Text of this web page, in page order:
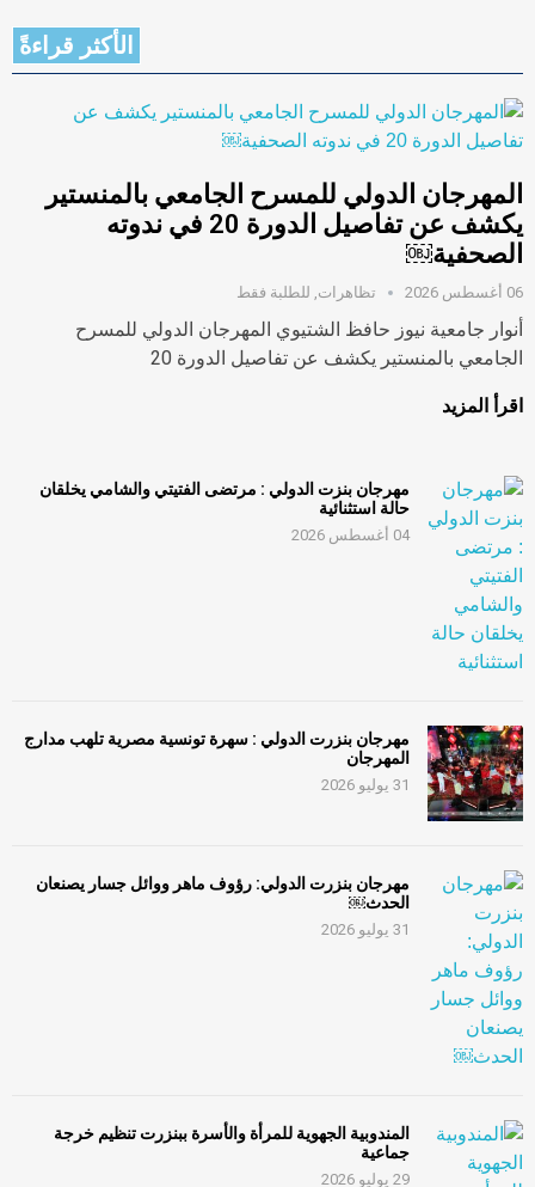
الأكثر قراءةً
المهرجان الدولي للمسرح الجامعي بالمنستير
يكشف عن تفاصيل الدورة 20 في ندوته
الصحفية￼
06 أغسطس 2026 تظاهرات للطلبة فقط
أنوار جامعية نيوز حافظ الشتيوي المهرجان الدولي للمسرح
الجامعي بالمنستير يكشف عن تفاصيل الدورة 20
اقرأ المزيد
مهرجان بنزت الدولي : مرتضى الفتيتي والشامي يخلقان
حالة استثنائية
04 أغسطس 2026
مهرجان بنزرت الدولي : سهرة تونسية مصرية تلهب مدارج
المهرجان
31 يوليو 2026
مهرجان بنزرت الدولي: رؤوف ماهر ووائل جسار يصنعان
الحدث￼
31 يوليو 2026
المندوبية الجهوية للمرأة والأسرة ببنزرت تنظيم خرجة
جماعية
29 يوليو 2026